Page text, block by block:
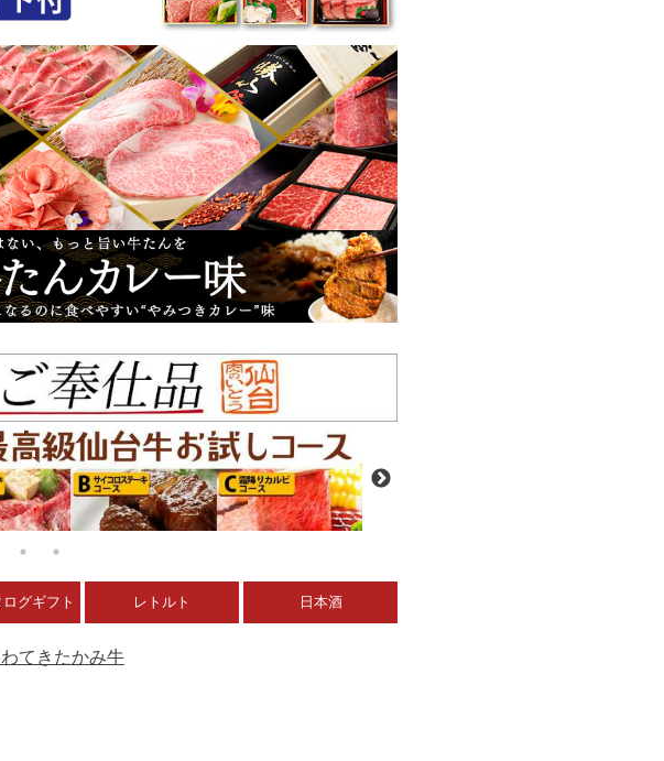
グギフト レトルト 日本酒
てきたかみ牛